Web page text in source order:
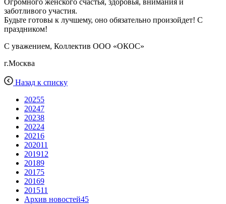
заботливого участия.
Будьте готовы к лучшему, оно обязательно произойдет! С
праздником!
С уважением, Коллектив ООО «ОКОС»
г.Москва
Назад к списку
20255
20247
20238
20224
20216
202011
201912
20189
20175
20169
201511
Архив новостей45